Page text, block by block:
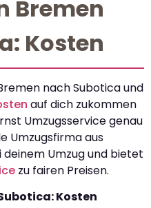
Bremen
Kosten
nach Subotica und
auf dich zukommen
Umzugsservice genau
Umzugsfirma aus
Umzug und bietet
zu fairen Preisen.
Kosten